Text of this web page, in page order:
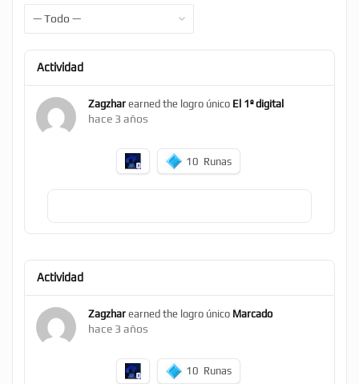
Actividad
Zagzhar earned the logro único El 1º digital
hace 3 años
10 Runas
Actividad
Zagzhar earned the logro único Marcado
hace 3 años
10 Runas